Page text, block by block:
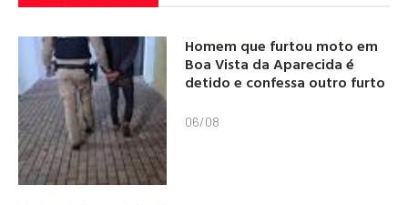
Homem que furtou moto em
Boa Vista da Aparecida é
detido e confessa outro furto
06/08